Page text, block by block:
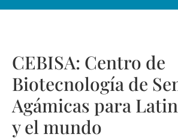
CEBISA: Centro de
Biotecnología de
Agámicas para
y el mundo